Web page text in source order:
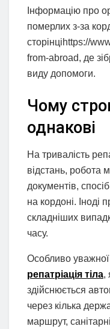
Інформацію про
померлих з-за
сторінціhttps://
from-abroad, де
виду допомоги.
Чому
однакові
На тривалість
відстань, робота
документів,
на кордоні. Іноді
складніших
часу.
Особливо уважної
репатріація тіла,
здійснюється
через кілька
маршрут,